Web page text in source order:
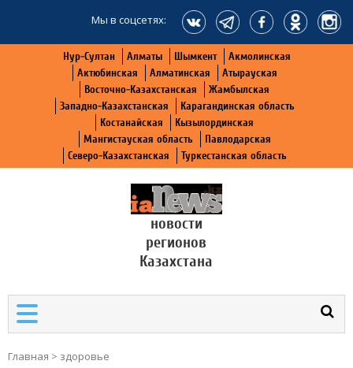
Мы в соцсетях:
Нур-Султан Алматы Шымкент
Акмолинская
Актюбинская
Алматинская
Атырауская
Восточно-Казахстанская
Жамбылская
Западно-Казахстанская
Карагандинская область
Костанайская
Кызылординская
Мангистауская область
Павлодарская
Северо-Казахстанская
Туркестанская область
новости
регионов
Казахстана
Главная > здоровье